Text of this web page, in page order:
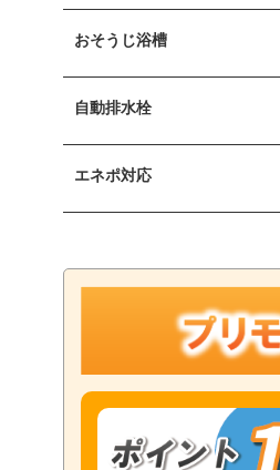
おそうじ浴槽
自動排水栓
エネポ対応